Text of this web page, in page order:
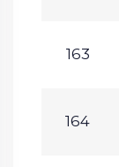
163
164